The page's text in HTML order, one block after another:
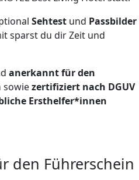
Sehtest und Passbilder
sparst du dir Zeit und
anerkannt für den
sowiezertifiziert nach DGUV
Ersthelfer*innen
den Führerschein